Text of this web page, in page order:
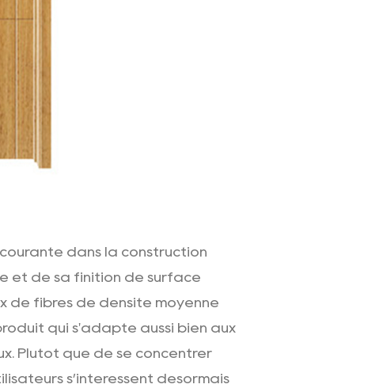
dans la construction
et de sa finition de surface
de fibres de densité moyenne
qui s'adapte aussi bien aux
Plutôt que de se concentrer
s’intéressent désormais